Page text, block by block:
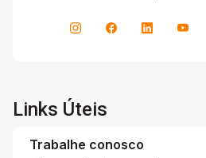
Links Úteis
Trabalhe conosco